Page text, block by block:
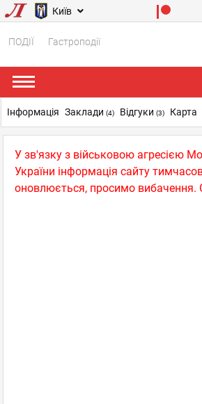
Київ
ПОДІЇ Гастроподії
У зв'язку з військовою агресією
України інформація сайту
оновлюється, просимо вибачення.
Інформація Заклади (4) Відгуки (3) Карта